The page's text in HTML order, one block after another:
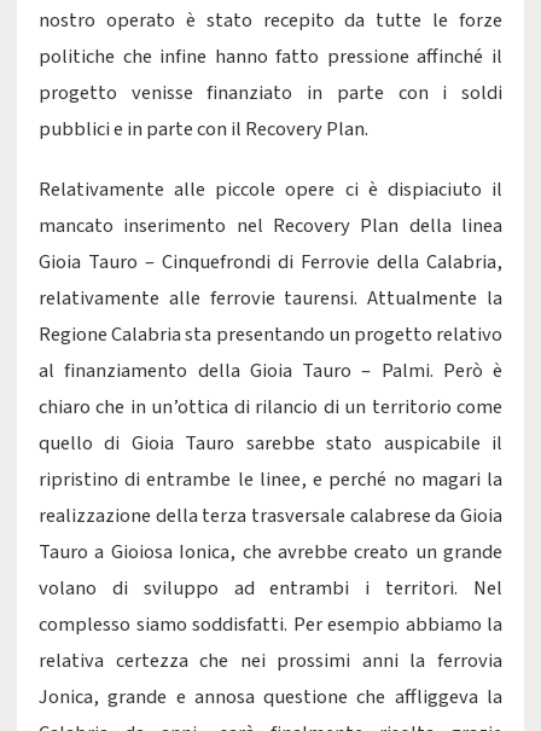
nostro operato è stato recepito da tutte le forze
politiche che infine hanno fatto pressione affinché il
progetto venisse finanziato in parte con i soldi
pubblici e in parte con il Recovery Plan.
Relativamente alle piccole opere ci è dispiaciuto il
mancato inserimento nel Recovery Plan della linea
Gioia Tauro – Cinquefrondi di Ferrovie della Calabria,
relativamente alle ferrovie taurensi. Attualmente la
Regione Calabria sta presentando un progetto relativo
al finanziamento della Gioia Tauro – Palmi. Però è
chiaro che in un’ottica di rilancio di un territorio come
quello di Gioia Tauro sarebbe stato auspicabile il
ripristino di entrambe le linee, e perché no magari la
realizzazione della terza trasversale calabrese da Gioia
Tauro a Gioiosa Ionica, che avrebbe creato un grande
volano di sviluppo ad entrambi i territori. Nel
complesso siamo soddisfatti. Per esempio abbiamo la
relativa certezza che nei prossimi anni la ferrovia
Jonica, grande e annosa questione che affliggeva la